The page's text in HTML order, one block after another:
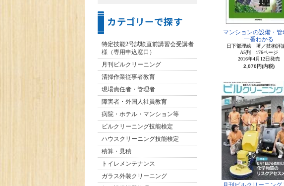
特定技能2号試験直前講習会受講者
様（専用申込窓口）
月刊ビルクリーニング
清掃作業従事者教育
現場責任者・管理者
障害者・外国人社員教育
病院・ホテル・マンション等
ビルクリーニング技能検定
ハウスクリーニング技能検定
積算・見積
トイレメンテナンス
ガラス外装クリーニング
マンションの設備・管
一番わかる
日下部理絵 著／技術評
A5判 176ページ
2016年4月12日発売
2,070円(内税)